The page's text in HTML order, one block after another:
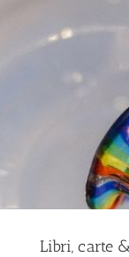
Libri, carte